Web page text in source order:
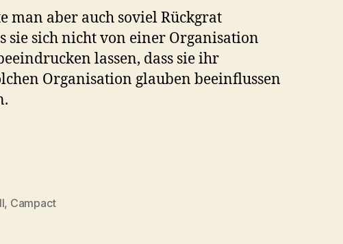
man aber auch soviel Rückgrat
sie sich nicht von einer Organisation
lassen, dass sie ihr
Organisation glauben beeinflussen
, Campact